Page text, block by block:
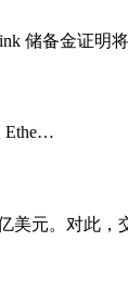
储备金证明
Ethe…
亿美元。对此